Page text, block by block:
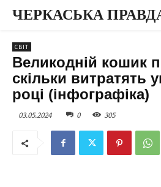
ЧЕРКАСЬКА
СВІТ
Великодній кошик
скільки витратять
році (інфографіка)
03.05.2024 0 305